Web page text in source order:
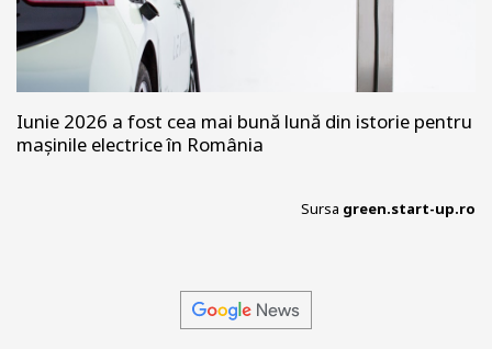
Iunie 2026 a fost cea mai bună lună din istorie pentru
mașinile electrice în România
Sursa green.start-up.ro